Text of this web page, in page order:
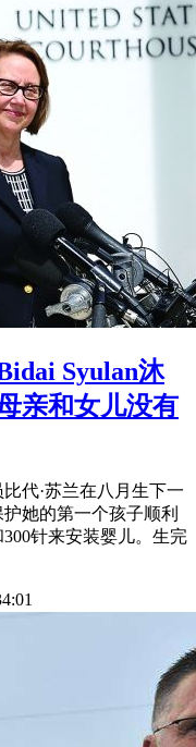
Syulan沐
亲和女儿没有
代·苏兰在八月生下一
她的第一个孩子顺利
针来安装婴儿。生完